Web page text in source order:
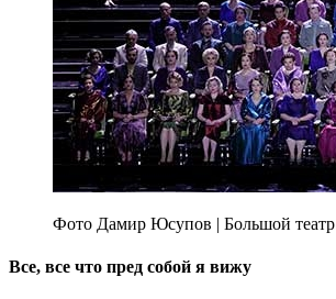
Фото Дамир Юсупов | Большой театр
Все, все что пред собой я вижу